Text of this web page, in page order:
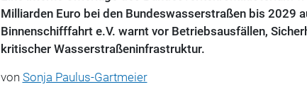
Milliarden Euro bei den Bundeswasserstraßen bis 2029
Binnenschifffahrt e.V. warnt vor Betriebsausfällen,
kritischer Wasserstraßeninfrastruktur.
von Sonja Paulus-Gartmeier